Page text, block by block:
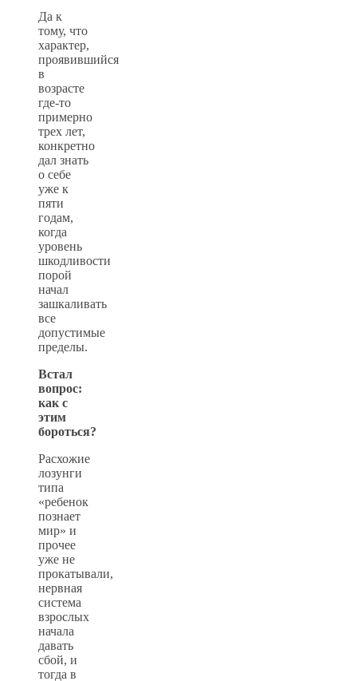
Да к
тому, что
характер,
проявившийся
в
возрасте
где-то
примерно
трех лет,
конкретно
дал знать
о себе
уже к
пяти
годам,
когда
уровень
шкодливости
порой
начал
зашкаливать
все
допустимые
пределы.
Встал
вопрос:
как с
этим
бороться?
Расхожие
лозунги
типа
«ребенок
познает
мир» и
прочее
уже не
прокатывали,
нервная
система
взрослых
начала
давать
сбой, и
тогда в